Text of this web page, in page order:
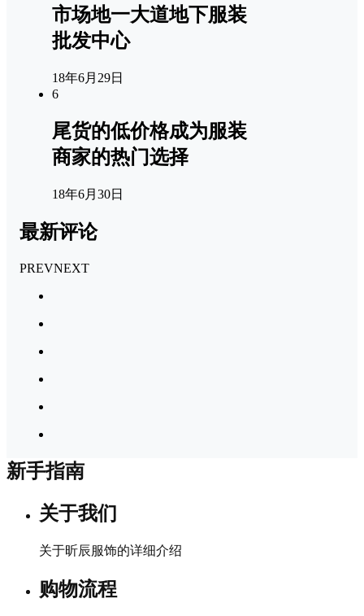
市场地一大道地下服装
批发中心
18年6月29日
6
尾货的低价格成为服装
商家的热门选择
18年6月30日
最新评论
PREVNEXT
新手指南
关于我们
关于昕辰服饰的详细介绍
购物流程